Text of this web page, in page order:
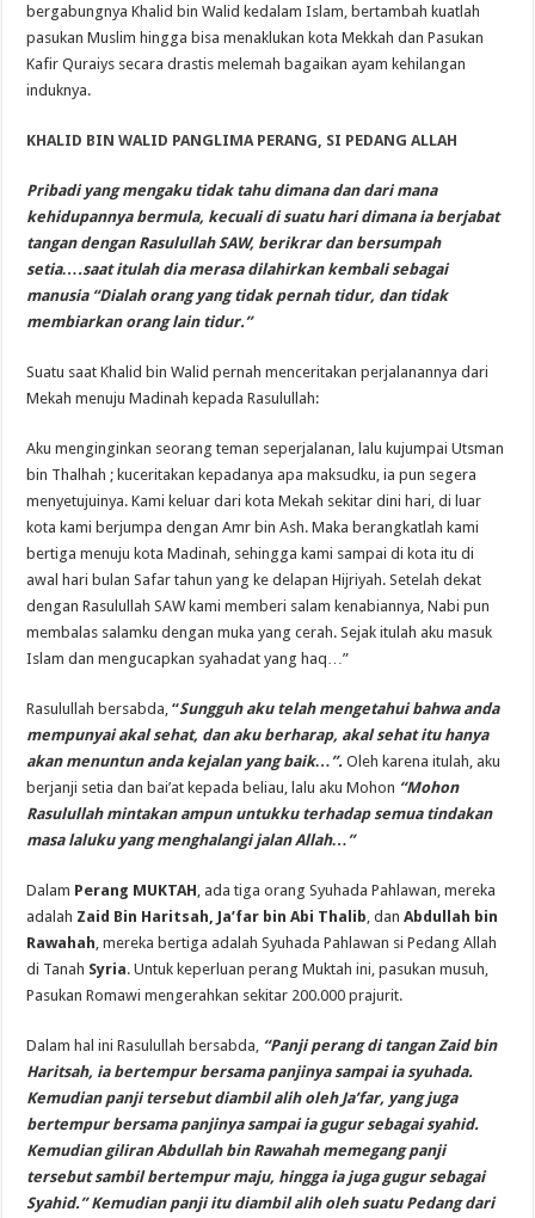
bergabungnya Khalid bin Walid kedalam Islam, bertambah kuatlah
pasukan Muslim hingga bisa menaklukan kota Mekkah dan Pasukan
Kafir Quraiys secara drastis melemah bagaikan ayam kehilangan
induknya.
KHALID BIN WALID PANGLIMA PERANG, SI PEDANG ALLAH
Pribadi yang mengaku tidak tahu dimana dan dari mana
kehidupannya bermula, kecuali di suatu hari dimana ia berjabat
tangan dengan Rasulullah SAW, berikrar dan bersumpah
setia….saat itulah dia merasa dilahirkan kembali sebagai
manusia “Dialah orang yang tidakpernah tidur, dan tidak
membiarkan orang lain tidur.”
Suatu saat Khalid bin Walid pernah menceritakan perjalanannya dari
Mekah menuju Madinah kepada Rasulullah:
Aku menginginkan seorang teman seperjalanan, lalu kujumpai Utsman
bin Thalhah ; kuceritakan kepadanya apa maksudku, ia pun segera
menyetujuinya. Kami keluar dari kota Mekah sekitar dini hari, di luar
kota kami berjumpa dengan Amr bin Ash. Maka berangkatlah kami
bertiga menuju kota Madinah, sehingga kami sampai di kota itu di
awal hari bulan Safar tahun yang ke delapan Hijriyah. Setelah dekat
dengan Rasulullah SAW kami memberi salam kenabiannya, Nabi pun
membalas salamku dengan muka yang cerah. Sejak itulah aku masuk
Islam dan mengucapkan syahadat yang haq…”
Rasulullah bersabda, “Sungguh aku telah mengetahui bahwa anda
mempunyai akal sehat, dan aku berharap, akal sehat itu hanya
akan menuntun anda kejalan yang baik…”. Oleh karena itulah, aku
berjanji setia dan bai’at kepada beliau, lalu aku Mohon “Mohon
Rasulullah mintakan ampun untukku terhadap semua tindakan
masa laluku yang menghalangi jalan Allah…”
Dalam Perang MUKTAH , ada tiga orang Syuhada Pahlawan, mereka
adalah Zaid Bin Haritsah, Ja’far bin Abi Thalib , danAbdullah bin
Rawahah , mereka bertiga adalah Syuhada Pahlawan si Pedang Allah
di Tanah Syria. Untuk keperluan perang Muktah ini, pasukan musuh,
Pasukan Romawi mengerahkan sekitar 200.000 prajurit.
Dalam hal ini Rasulullah bersabda, “Panji perang di tangan Zaid bin
Haritsah, ia bertempur bersama panjinya sampai ia syuhada.
Kemudian panji tersebut diambil alih oleh Ja’far, yang juga
bertempur bersama panjinya sampai ia gugur sebagai syahid.
Kemudian giliran Abdullah bin Rawahah memegang panji
tersebut sambil bertempur maju, hingga ia juga gugur sebagai
Syahid.” Kemudian panji itu diambil alih oleh suatu Pedang dari